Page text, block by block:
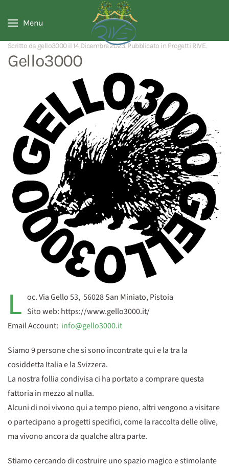
Menu
Scritto da gello3000 il 14 Dicembre 2023. Pubblicato in Progetti RIVE.
Gello3000
L oc. Via Gello 53, 56028 San Miniato, Pistoia
Sito web: https://www.gello3000.it/
Email Account: info@gello3000.it
Siamo 9 persone che si sono incontrate qui e la tra la
cosiddetta Italia e la Svizzera.
La nostra follia condivisa ci ha portato a comprare questa
fattoria in mezzo al nulla.
Alcuni di noi vivono qui a tempo pieno, altri vengono a visitare
o partecipano a progetti specifici, come la raccolta delle olive,
ma vivono ancora da qualche altra parte.
Stiamo cercando di costruire uno spazio magico e stimolante